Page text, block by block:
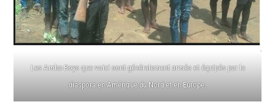
Les Amba-Boys que voici sont généralement armés et équipés par la
diaspora en Amérique du Nord et en Europe.